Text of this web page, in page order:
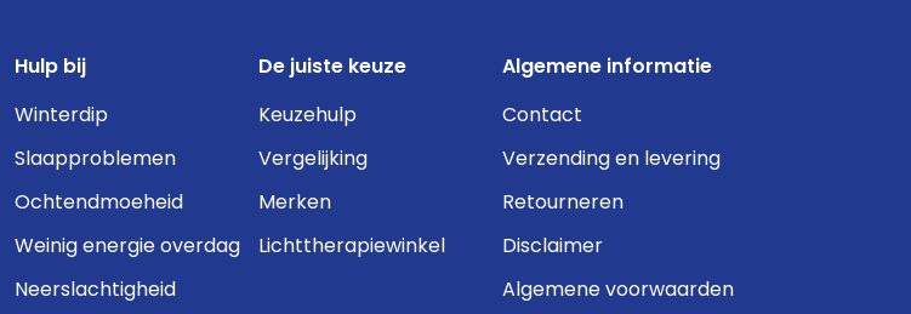
Hulp bij
Winterdip
Slaapproblemen
Ochtendmoeheid
Weinig energie overdag
Neerslachtigheid
De juiste keuze
Keuzehulp
Vergelijking
Merken
Lichttherapiewinkel
Algemene informatie
Contact
Verzending en levering
Retourneren
Disclaimer
Algemene voorwaarden